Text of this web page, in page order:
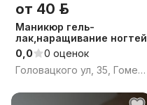
от 40 р.
Маникюр гель-
лак,наращивание ногтей
0,0
0 оценок
Головацкого ул, 35, Гомель, Гомельская область